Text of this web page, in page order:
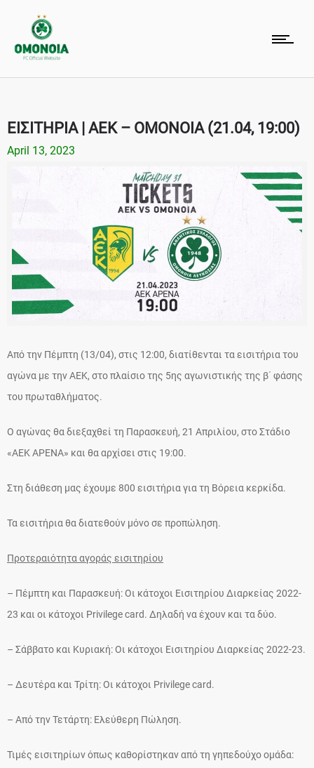
ΕΙΣΙΤΗΡΙΑ | ΑΕΚ – ΟΜΟΝΟΙΑ (21.04, 19:00)
April 13, 2023
Από την Πέμπτη (13/04), στις 12:00, διατίθενται τα εισιτήρια του
αγώνα με την ΑΕΚ, στο πλαίσιο της 5ης αγωνιστικής της β΄ φάσης
του πρωταθλήματος.
Ο αγώνας θα διεξαχθεί τη Παρασκευή, 21 Απριλίου, στο Στάδιο
«ΑΕΚ ΑΡΕΝΑ» και θα αρχίσει στις 19:00.
Στη διάθεση μας έχουμε 800 εισιτήρια για τη Βόρεια κερκίδα.
Τα εισιτήρια θα διατεθούν μόνο σε προπώληση.
Προτεραιότητα αγοράς εισιτηρίου
– Πέμπτη και Παρασκευή: Οι κάτοχοι Εισιτηρίου Διαρκείας 2022-
23 και οι κάτοχοι Privilege card. Δηλαδή να έχουν και τα δύο.
– Σάββατο και Κυριακή: Οι κάτοχοι Εισιτηρίου Διαρκείας 2022-23.
– Δευτέρα και Τρίτη: Οι κάτοχοι Privilege card.
– Από την Τετάρτη: Ελεύθερη Πώληση.
Τιμές εισιτηρίων όπως καθορίστηκαν από τη γηπεδούχο ομάδα: